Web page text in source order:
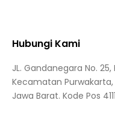
Hubungi Kami
JL. Gandanegara No.
Kecamatan
Jawa Barat. Kode Pos